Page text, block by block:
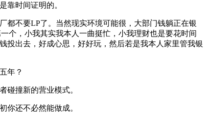
时间证明的。
不要LP了。当然现实环境可能很，大部门钱躺正在银
个，小我其实我本人一曲挺忙，小我理财也是要花时间
投出去，好成心思，好好玩，然后若是我本人家里管我银
年？
撞新的营业模式。
还不必然能做成。